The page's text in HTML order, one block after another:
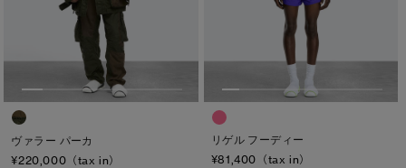
ヴァラー パーカ
¥220,000（tax in）
リゲル フーディー
¥81,400（tax in）